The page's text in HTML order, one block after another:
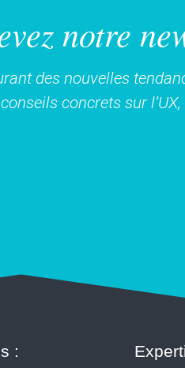
notre
des nouvelles
concrets sur l’UX,
: